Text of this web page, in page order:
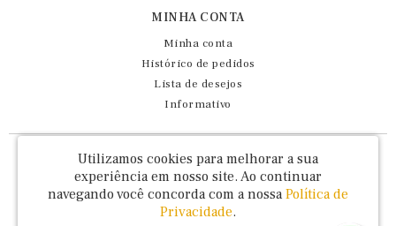
MINHA CONTA
Minha conta
Histórico de pedidos
Lista de desejos
Informativo
Fernando Maluhy Cia Ltda - CNPJ: 60.458.825/0001-86
Rua Dr Euclydes da Cunha, 47 - Brás - São Paulo / SP - CEP 03016-030
Utilizamos cookies para melhorar a sua
experiência em nosso site. Ao continuar
navegando você concorda com a nossa Política de
Privacidade.